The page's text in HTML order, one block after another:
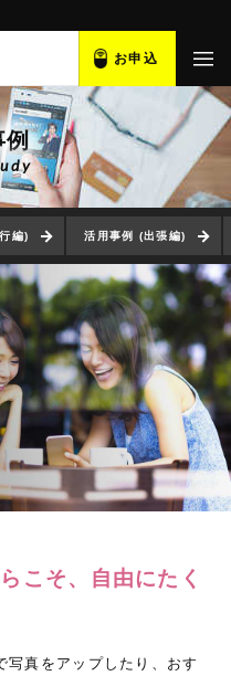
お申込
例
編) 活用事例 (出張編)
こそ、自由にたく
真をアップしたり、おす